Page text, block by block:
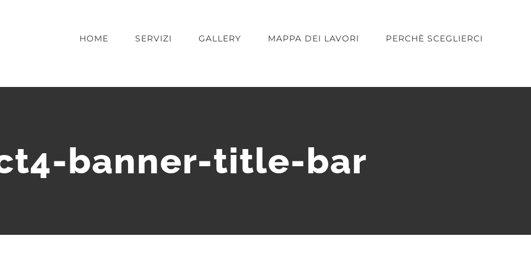
HOME SERVIZI GALLERY MAPPA DEI LAVORI PERCHÈ SCEGLIERCI
banner-title-bar